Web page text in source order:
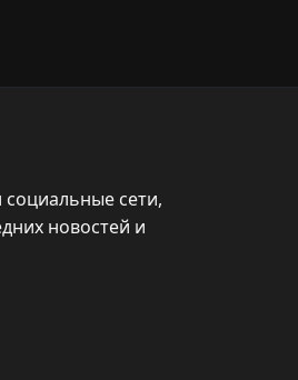
сети,
новостей и